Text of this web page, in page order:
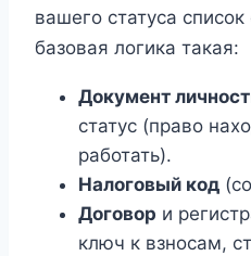
вашего статуса
базовая логика такая:
Документ
статус (право
работать).
Налоговый код
Договор и
ключ к взносам,